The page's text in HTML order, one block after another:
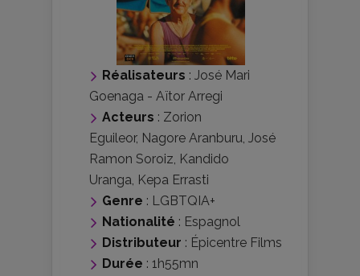
Réalisateurs : José Mari
Goenaga - Aïtor Arregi
Acteurs : Zorion
Eguileor, Nagore Aranburu, José
Ramon Soroiz, Kandido
Uranga, Kepa Errasti
Genre : LGBTQIA+
Nationalité : Espagnol
Distributeur : Épicentre Films
Durée : 1h55mn